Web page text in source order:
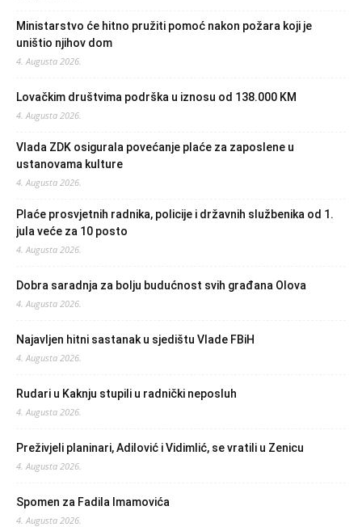
Ministarstvo će hitno pružiti pomoć nakon požara koji je
uništio njihov dom
4. Augusta 2026.
Lovačkim društvima podrška u iznosu od 138.000 KM
4. Augusta 2026.
Vlada ZDK osigurala povećanje plaće za zaposlene u
ustanovama kulture
4. Augusta 2026.
Plaće prosvjetnih radnika, policije i državnih službenika od 1.
jula veće za 10 posto
4. Augusta 2026.
Dobra saradnja za bolju budućnost svih građana Olova
4. Augusta 2026.
Najavljen hitni sastanak u sjedištu Vlade FBiH
4. Augusta 2026.
Rudari u Kaknju stupili u radnički neposluh
4. Augusta 2026.
Preživjeli planinari, Adilović i Vidimlić, se vratili u Zenicu
4. Augusta 2026.
Spomen za Fadila Imamovića
4. Augusta 2026.